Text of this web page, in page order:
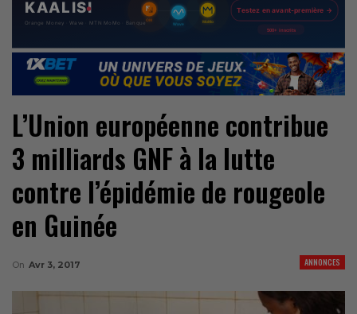
L’Union européenne contribue
3 milliards GNF à la lutte
contre l’épidémie de rougeole
en Guinée
ANNONCES
On Avr 3, 2017